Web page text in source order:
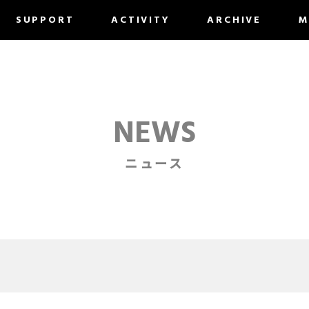
SUPPORT ACTIVITY ARCHIVE
NEWS
ニュース